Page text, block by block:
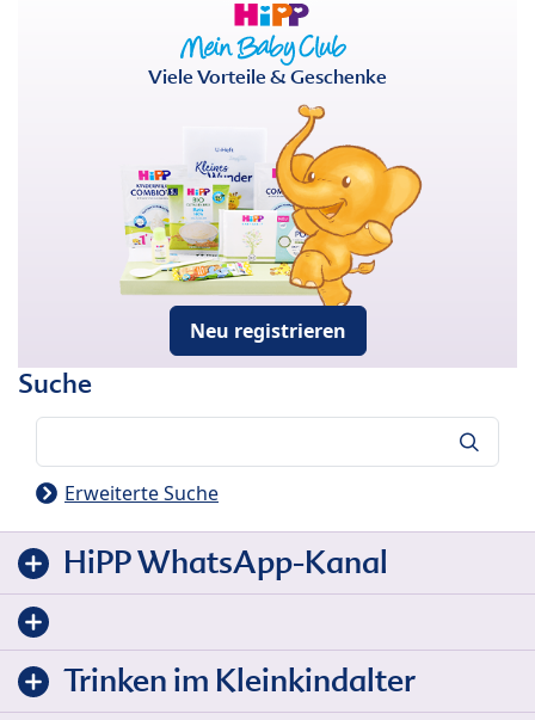
Viele Vorteile & Geschenke
Neu registrieren
Suche
Erweiterte Suche
HiPP WhatsApp-Kanal
Trinken im Kleinkindalter